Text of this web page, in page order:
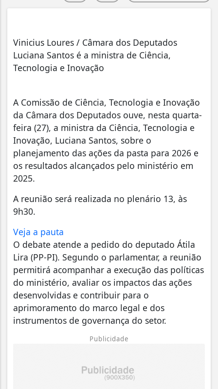
Vinicius Loures / Câmara dos Deputados
Luciana Santos é a ministra de Ciência,
Tecnologia e Inovação
A Comissão de Ciência, Tecnologia e Inovação
da Câmara dos Deputados ouve, nesta quarta-
feira (27), a ministra da Ciência, Tecnologia e
Inovação, Luciana Santos, sobre o
planejamento das ações da pasta para 2026 e
os resultados alcançados pelo ministério em
2025.
A reunião será realizada no plenário 13, às
9h30.
Veja a pauta
O debate atende a pedido do deputado Átila
Lira (PP-PI). Segundo o parlamentar, a reunião
permitirá acompanhar a execução das políticas
do ministério, avaliar os impactos das ações
desenvolvidas e contribuir para o
aprimoramento do marco legal e dos
instrumentos de governança do setor.
Publicidade